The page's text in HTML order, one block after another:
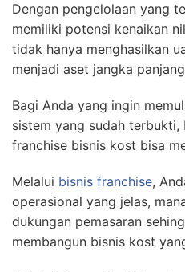
Dengan pengelolaan yang
memiliki potensi kenaikan
tidak hanya menghasilkan
menjadi aset jangka
Bagi Anda yang ingin
sistem yang sudah terbukti,
franchise bisnis kost bisa
Melalui bisnis franchise,
operasional yang jelas,
dukungan pemasaran
membangun bisnis kost